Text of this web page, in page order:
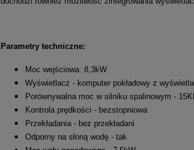
Parametry techniczne:
Moc wejściowa: 8,3kW
Wyświetlacz - komputer pokładowy z
Porównywalna moc w silniku spalinowym -
Kontrola prędkości - bezstopniowa
Przekładania - bez przekładani
Odporny na słoną wodę - tak